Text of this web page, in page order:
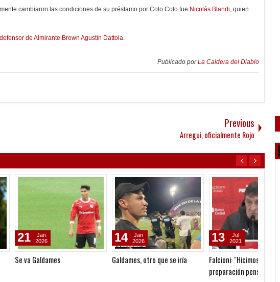
cambiaron las condiciones de su préstamo por Colo Colo fue Nicolás Blandi , quien
defensor de Almirante Brown Agustín Dattola
Publicado porLa Caldera del Diablo
Previous
Arregui, oficialmente Rojo
que se iría
Falcioni: "Hicimos una buena
13
Jul
2021
Las chances de Blandi
04
Jul
2021